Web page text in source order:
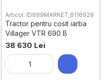
Articol: ID999MARKET_6116929
Tractor pentru cosit iarba
Villager VTR 690 B
38 630 Lei